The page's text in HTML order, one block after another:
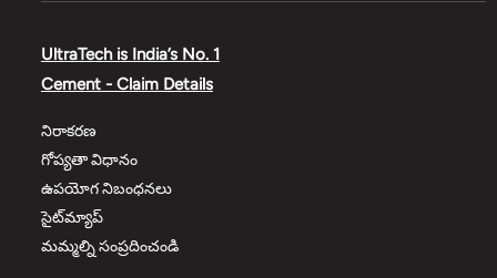
UltraTech is India’s No. 1
Cement - Claim Details
నిరాకరణ
గోప్యతా విధానం
ఉపయోగ నిబంధనలు
సైట్‌మ్యాప్
మమ్మల్ని సంప్రదించండి